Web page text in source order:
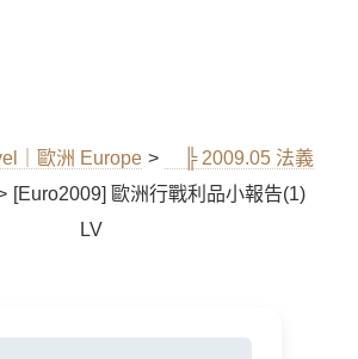
｜歐洲 Europe >
╠ 2009.05 法義
[Euro2009] 歐洲行戰利品小報告(1)
LV